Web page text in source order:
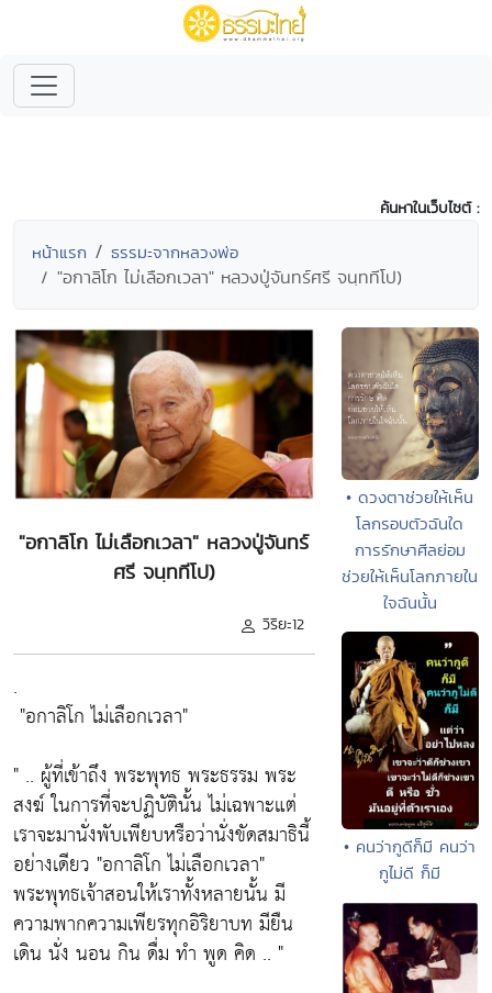
ค้นหาในเว็บไซต์ :
หน้าแรก ธรรมะจากหลวงพ่อ
"อกาลิโก ไม่เลือกเวลา" หลวงปู่จันทร์ศรี จนฺททีโป)
"อกาลิโก ไม่เลือกเวลา" หลวงปู่จันทร์
ศรี จนฺททีโป)
วิริยะ12
.
"อกาลิโก ไม่เลือกเวลา"
" .. ผู้ที่เข้าถึง พระพุทธ พระธรรม พระ
สงฆ์ ในการที่จะปฏิบัตินั้น ไม่เฉพาะแต่
เราจะมานั่งพับเพียบหรือว่านั่งขัดสมาธินี้
อย่างเดียว "อกาลิโก ไม่เลือกเวลา"
พระพุทธเจ้าสอนให้เราทั้งหลายนั้น มี
ความพากความเพียรทุกอิริยาบท มียืน
เดิน นั่ง นอน กิน ดื่ม ทำ พูด คิด .. "
• ดวงตาช่วยให้เห็น
โลกรอบตัวฉันใด
การรักษาศีลย่อม
ช่วยให้เห็นโลกภายใน
ใจฉันนั้น
• คนว่ากูดีก็มี คนว่า
กูไม่ดี ก็มี